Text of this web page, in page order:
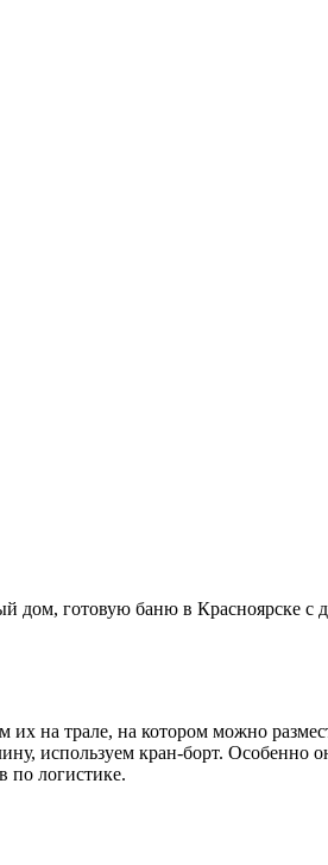
дом, готовую баню в Красноярске
на трале, на котором можно
используем кран-борт. Особенно
по логистике.